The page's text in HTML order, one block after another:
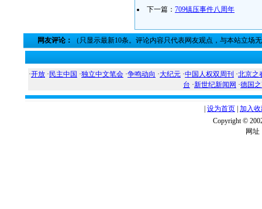
下一篇： 709镇压事件八周年
网友评论： （只显示最新10条。评论内容只代表网友观点，与本站立场
·开放 · 民主中国 ·独立中文笔会 ·争鸣动向 ·大纪元 ·中国人权双周刊 ·北京之
台 ·新世纪新闻网 ·德国
设为首页 加入
Copyright ©
网址